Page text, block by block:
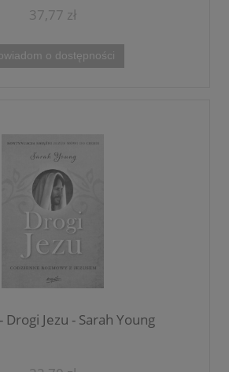
37,77 zł
o dostępności
Drogi Jezu - Sarah Young